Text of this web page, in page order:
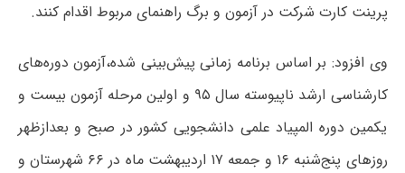
پرینت کارت شرکت در‌ آزمون و برگ راهنمای مربوط اقدام کنند.
وی افزود: بر اساس برنامه زمانی پیش‌بینی شده،‌آزمون دوره‌های
کارشناسی ارشد ناپیوسته سال ۹۵ و اولین مرحله آزمون بیست و
یکمین دوره المپیاد علمی دانشجویی کشور در صبح و بعدازظهر
روزهای پنج‌شنبه ۱۶ و جمعه ۱۷ اردیبهشت ماه در ۶۶ شهرستان و